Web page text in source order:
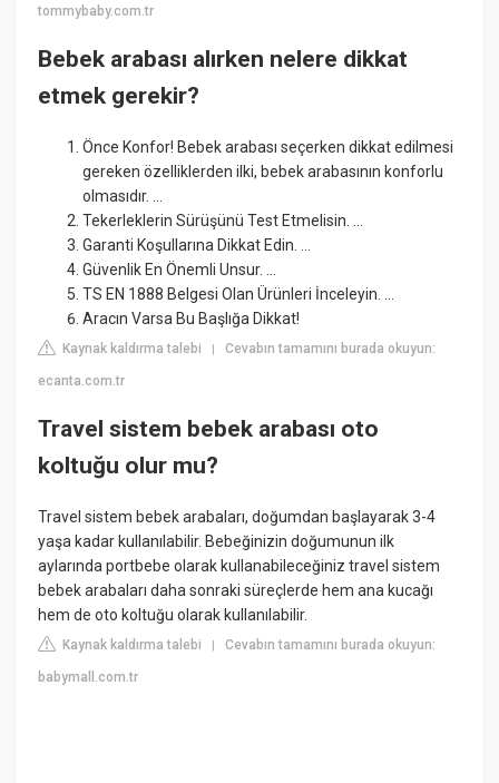
tommybaby.com.tr
Bebek arabası alırken nelere dikkat
etmek gerekir?
Önce Konfor! Bebek arabası seçerken dikkat edilmesi
gereken özelliklerden ilki, bebek arabasının konforlu
olmasıdır. ...
Tekerleklerin Sürüşünü Test Etmelisin. ...
Garanti Koşullarına Dikkat Edin. ...
Güvenlik En Önemli Unsur. ...
TS EN 1888 Belgesi Olan Ürünleri İnceleyin. ...
Aracın Varsa Bu Başlığa Dikkat!
Kaynak kaldırma talebi |Cevabın tamamını burada okuyun:
ecanta.com.tr
Travel sistem bebek arabası oto
koltuğu olur mu?
Travel sistem bebek arabaları, doğumdan başlayarak 3-4
yaşa kadar kullanılabilir. Bebeğinizin doğumunun ilk
aylarında portbebe olarak kullanabileceğiniz travel sistem
bebek arabaları daha sonraki süreçlerde hem ana kucağı
hem de oto koltuğu olarak kullanılabilir.
Kaynak kaldırma talebi |Cevabın tamamını burada okuyun:
babymall.com.tr